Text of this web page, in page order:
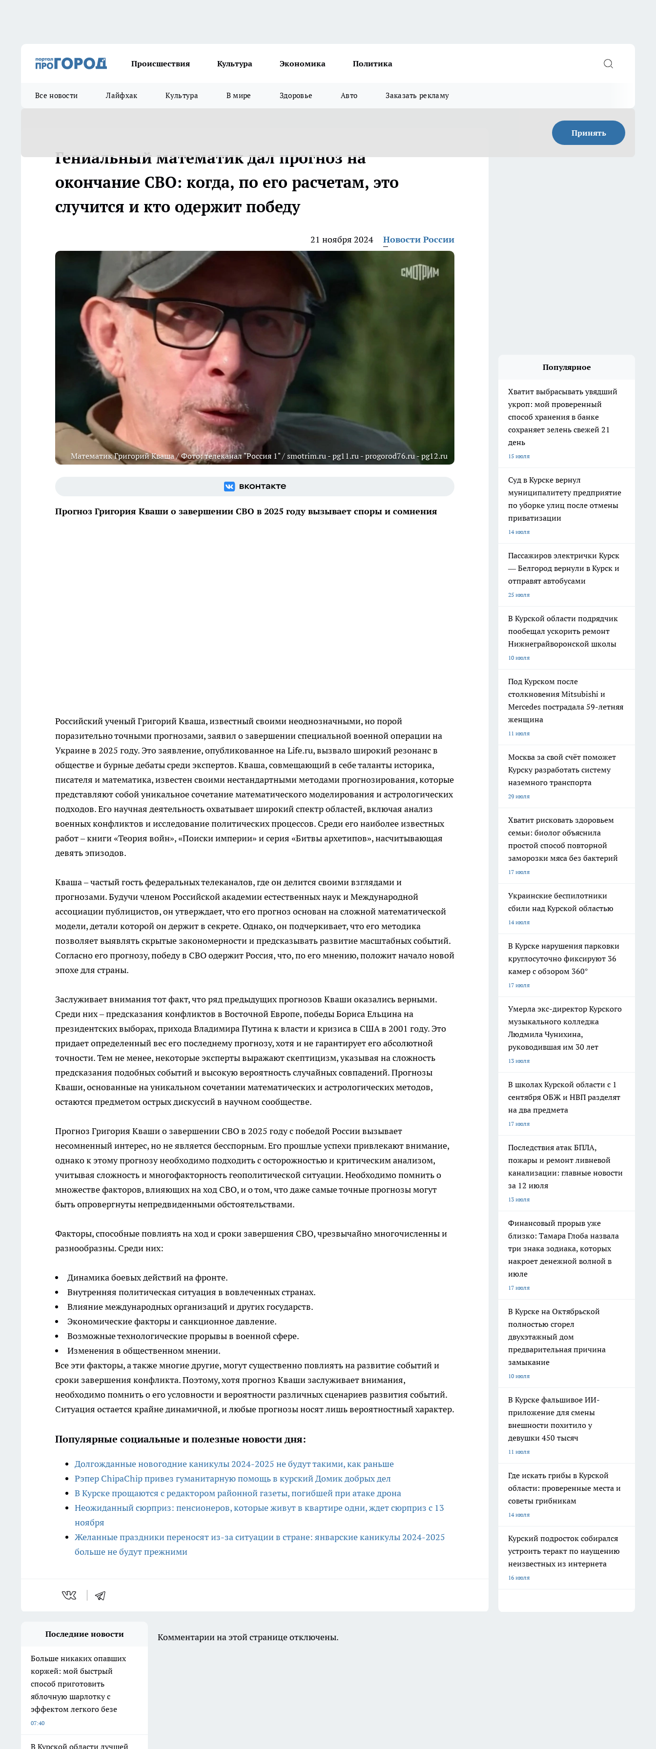
Происшествия Культура Экономика Политика
Все новости Лайфхак Культура В мире Здоровье Авто Заказать рекламу
Принять
Гениальный математик дал прогноз на
окончание СВО: когда, по его расчетам, это
случится и кто одержит победу
21 ноября 2024 Новости России
Математик Григорий Кваша / Фото: телеканал "Россия 1" / smotrim.ru - pg11.ru - progorod76.ru - pg12.ru
Прогноз Григория Кваши о завершении СВО в 2025 году вызывает споры и сомнения
Российский ученый Григорий Кваша, известный своими неоднозначными, но порой
поразительно точными прогнозами, заявил о завершении специальной военной операции на
Украине в 2025 году. Это заявление, опубликованное на Life.ru, вызвало широкий резонанс в
обществе и бурные дебаты среди экспертов. Кваша, совмещающий в себе таланты историка,
писателя и математика, известен своими нестандартными методами прогнозирования, которые
представляют собой уникальное сочетание математического моделирования и астрологических
подходов. Его научная деятельность охватывает широкий спектр областей, включая анализ
военных конфликтов и исследование политических процессов. Среди его наиболее известных
работ – книги «Теория войн», «Поиски империи» и серия «Битвы архетипов», насчитывающая
девять эпизодов.
Кваша – частый гость федеральных телеканалов, где он делится своими взглядами и
прогнозами. Будучи членом Российской академии естественных наук и Международной
ассоциации публицистов, он утверждает, что его прогноз основан на сложной математической
модели, детали которой он держит в секрете. Однако, он подчеркивает, что его методика
позволяет выявлять скрытые закономерности и предсказывать развитие масштабных событий.
Согласно его прогнозу, победу в СВО одержит Россия, что, по его мнению, положит начало новой
эпохе для страны.
Заслуживает внимания тот факт, что ряд предыдущих прогнозов Кваши оказались верными.
Среди них – предсказания конфликтов в Восточной Европе, победы Бориса Ельцина на
президентских выборах, прихода Владимира Путина к власти и кризиса в США в 2001 году. Это
придает определенный вес его последнему прогнозу, хотя и не гарантирует его абсолютной
точности. Тем не менее, некоторые эксперты выражают скептицизм, указывая на сложность
предсказания подобных событий и высокую вероятность случайных совпадений. Прогнозы
Кваши, основанные на уникальном сочетании математических и астрологических методов,
остаются предметом острых дискуссий в научном сообществе.
Прогноз Григория Кваши о завершении СВО в 2025 году с победой России вызывает
несомненный интерес, но не является бесспорным. Его прошлые успехи привлекают внимание,
однако к этому прогнозу необходимо подходить с осторожностью и критическим анализом,
учитывая сложность и многофакторность геополитической ситуации. Необходимо помнить о
множестве факторов, влияющих на ход СВО, и о том, что даже самые точные прогнозы могут
быть опровергнуты непредвиденными обстоятельствами.
Факторы, способные повлиять на ход и сроки завершения СВО, чрезвычайно многочисленны и
разнообразны. Среди них:
Динамика боевых действий на фронте.
Внутренняя политическая ситуация в вовлеченных странах.
Влияние международных организаций и других государств.
Экономические факторы и санкционное давление.
Возможные технологические прорывы в военной сфере.
Изменения в общественном мнении.
Все эти факторы, а также многие другие, могут существенно повлиять на развитие событий и
сроки завершения конфликта. Поэтому, хотя прогноз Кваши заслуживает внимания,
необходимо помнить о его условности и вероятности различных сценариев развития событий.
Ситуация остается крайне динамичной, и любые прогнозы носят лишь вероятностный характер.
Популярные социальные и полезные новости дня:
Долгожданные новогодние каникулы 2024-2025 не будут такими, как раньше
Рэпер ChipaChip привез гуманитарную помощь в курский Домик добрых дел
В Курске прощаются с редактором районной газеты, погибшей при атаке дрона
Неожиданный сюрприз: пенсионеров, которые живут в квартире одни, ждет сюрприз с 13
ноября
Желанные праздники переносят из-за ситуации в стране: январские каникулы 2024-2025
больше не будут прежними
Популярное
Хватит выбрасывать увядший
укроп: мой проверенный
способ хранения в банке
сохраняет зелень свежей 21
день
15 июля
Суд в Курске вернул
муниципалитету предприятие
по уборке улиц после отмены
приватизации
14 июля
Пассажиров электрички Курск
— Белгород вернули в Курск и
отправят автобусами
25 июля
В Курской области подрядчик
пообещал ускорить ремонт
Нижнеграйворонской школы
10 июля
Под Курском после
столкновения Mitsubishi и
Mercedes пострадала 59-летняя
женщина
11 июля
Москва за свой счёт поможет
Курску разработать систему
наземного транспорта
29 июля
Хватит рисковать здоровьем
семьи: биолог объяснила
простой способ повторной
заморозки мяса без бактерий
17 июля
Украинские беспилотники
сбили над Курской областью
14 июля
В Курске нарушения парковки
круглосуточно фиксируют 36
камер с обзором 360°
17 июля
Умерла экс-директор Курского
музыкального колледжа
Людмила Чунихина,
руководившая им 30 лет
13 июля
В школах Курской области с 1
сентября ОБЖ и НВП разделят
на два предмета
17 июля
Последствия атак БПЛА,
пожары и ремонт ливневой
канализации: главные новости
за 12 июля
13 июля
Финансовый прорыв уже
близко: Тамара Глоба назвала
три знака зодиака, которых
накроет денежной волной в
июле
17 июля
В Курске на Октябрьской
полностью сгорел
двухэтажный дом
предварительная причина
замыкание
10 июля
В Курске фальшивое ИИ-
приложение для смены
внешности похитило у
девушки 450 тысяч
11 июля
Где искать грибы в Курской
области: проверенные места и
советы грибникам
14 июля
Курский подросток собирался
устроить теракт по наущению
неизвестных из интернета
16 июля
Последние новости
Больше никаких опавших
коржей: мой быстрый
способ приготовить
яблочную шарлотку с
эффектом легкого безе
07:40
В Курской области лучшей
Комментарии на этой странице отключены.